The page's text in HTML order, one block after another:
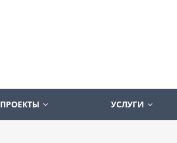
ПРОЕКТЫ УСЛУГИ